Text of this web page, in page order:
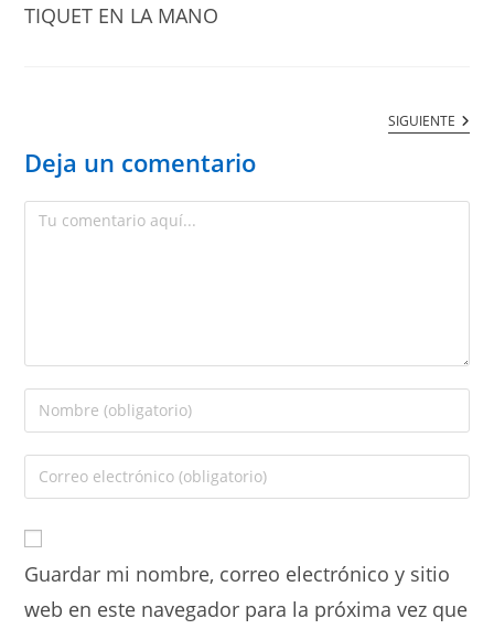
TIQUET EN LA MANO
SIGUIENTE
Deja un comentario
Guardar mi nombre, correo electrónico y sitio
web en este navegador para la próxima vez que